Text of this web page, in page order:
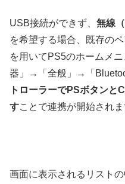
USB接続ができず、 無線
を希望する場合、既存の
を用いてPS5のホームメ
器」→「全般」→「
トローラーでPSボタンと
すことで連携が開始されま
画面に表示されるリスト